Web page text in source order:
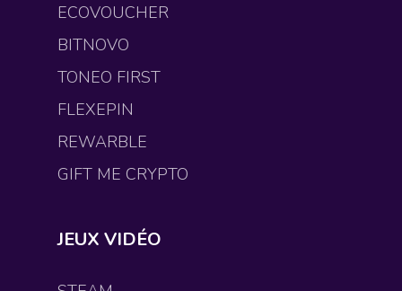
ECOVOUCHER
BITNOVO
TONEO FIRST
FLEXEPIN
REWARBLE
GIFT ME CRYPTO
JEUX VIDÉO